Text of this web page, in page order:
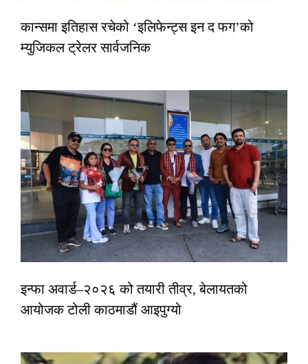
कान्समा इतिहास रचेको ‘इलिफेन्ट्स इन द फग’को
म्युजिकल ट्रेलर सार्वजनिक
इन्फा अवार्ड–२०२६ को तयारी तीव्र, बेलायतको
आयोजक टोली काठमाडौं आइपुग्यो